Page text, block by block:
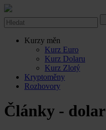
Kurzy měn
Kurz Euro
Kurz Dolaru
Kurz Zlotý
Kryptoměny
Rozhovory
Články - dolar